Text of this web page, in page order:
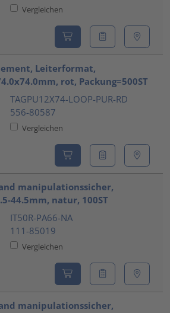
Vergleichen
Leiterformat,
rot, Packung=500ST
TAGPU12X74-LOOP-PUR-RD
556-80587
Vergleichen
manipulationssicher,
44.5mm, natur, 100ST
IT50R-PA66-NA
111-85019
Vergleichen
manipulationssicher,